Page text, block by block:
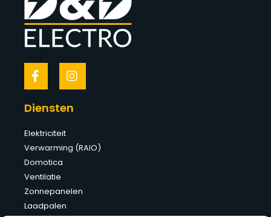
Diensten
Elektriciteit
Verwarming (RAIO)
Domotica
Ventilatie
Zonnepanelen
Laadpalen